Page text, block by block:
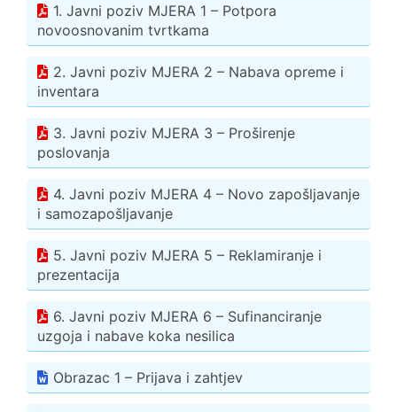
1. Javni poziv MJERA 1 – Potpora
novoosnovanim tvrtkama
2. Javni poziv MJERA 2 – Nabava opreme i
inventara
3. Javni poziv MJERA 3 – Proširenje
poslovanja
4. Javni poziv MJERA 4 – Novo zapošljavanje
i samozapošljavanje
5. Javni poziv MJERA 5 – Reklamiranje i
prezentacija
6. Javni poziv MJERA 6 – Sufinanciranje
uzgoja i nabave koka nesilica
Obrazac 1 – Prijava i zahtjev